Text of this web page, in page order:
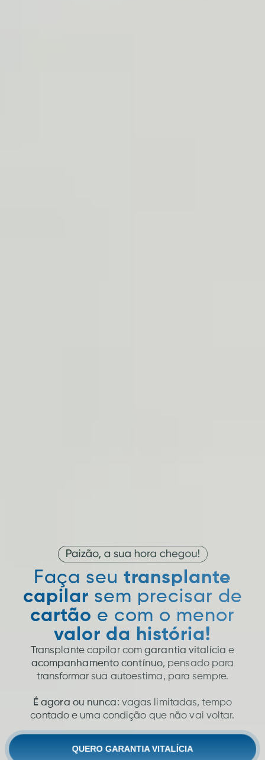
Faça seu transplante
capilar sem precisar de
cartão e com o menor
valor da história!
Transplante capilar comgarantia vitalícia e
acompanhamento contínuo, pensado para
transformar sua autoestima, para sempre.
É agora ou nunca: vagas limitadas, tempo
contado e uma condição que não vai voltar.
QUERO GARANTIA VITALÍCIA